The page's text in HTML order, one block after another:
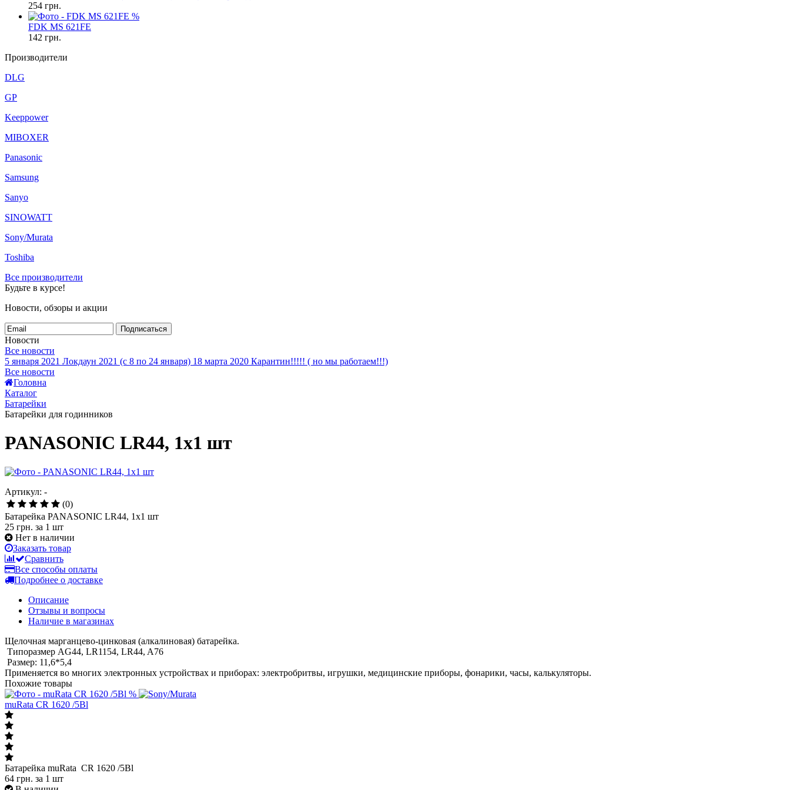
254 грн.
%
FDK MS 621FE
142 грн.
Производители
DLG
GP
Keeppower
MIBOXER
Panasonic
Samsung
Sanyo
SINOWATT
Sony/Murata
Toshiba
Все производители
Будьте в курсе!
Новости, обзоры и акции
Подписаться
Новости
Все новости
5 января 2021 Локдаун 2021 (с 8 по 24 января) 18 марта 2020 Карантин!!!!! ( но мы работаем!!!)
Все новости
Головна
Каталог
Батарейки
Батарейки для годинников
PANASONIC LR44, 1x1 шт
Артикул: -
(0)
Батарейка PANASONIC LR44, 1x1 шт
25 грн. за 1 шт
Нет в наличии
Заказать товар
Сравнить
Все способы оплаты
Подробнее о доставке
Описание
Отзывы и вопросы
Наличие в магазинах
Щелочная марганцево-цинковая (алкалиновая) батарейка.
Типоразмер AG44, LR1154, LR44, A76
Размер: 11,6*5,4
Применяется во многих электронных устройствах и приборах: электробритвы, игрушки, медицинские приборы, фонарики, часы, калькуляторы.
Похожие товары
%
muRata CR 1620 /5Bl
Батарейка muRata CR 1620 /5Bl
64 грн. за 1 шт